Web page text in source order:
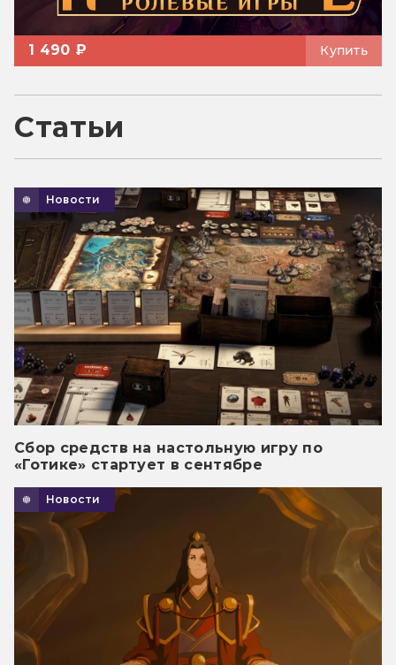
1 490 ₽ Купить
Статьи
Новости
Сбор средств на настольную игру по
«Готике» стартует в сентябре
Новости